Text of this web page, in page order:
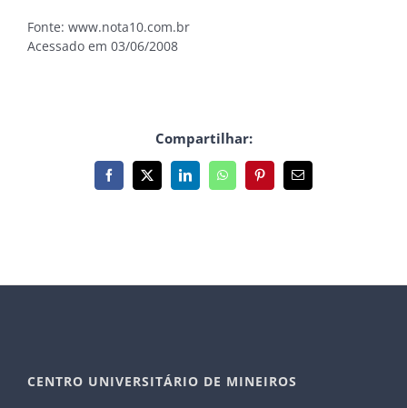
Fonte: www.nota10.com.br
Acessado em 03/06/2008
Compartilhar:
Facebook
X LinkedInWhatsAppPinterest
E-
mail
CENTRO UNIVERSITÁRIO DE MINEIROS